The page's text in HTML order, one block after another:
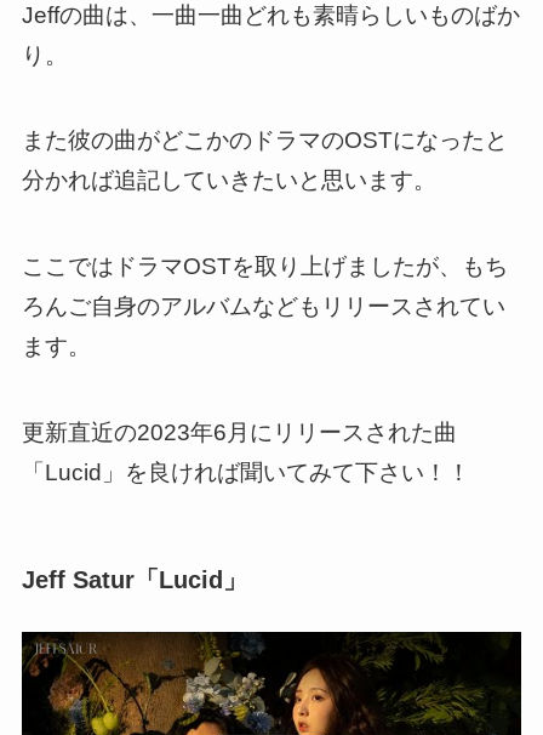
Jeffの曲は、一曲一曲どれも素晴らしいものばか
り。
また彼の曲がどこかのドラマのOSTになったと
分かれば追記していきたいと思います。
ここではドラマOSTを取り上げましたが、もち
ろんご自身のアルバムなどもリリースされてい
ます。
更新直近の2023年6月にリリースされた曲
「Lucid」を良ければ聞いてみて下さい！！
Jeff Satur「Lucid」
この動画を YouTube で視聴